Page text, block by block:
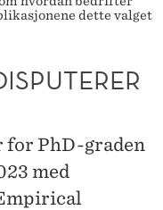
dette valget
PhD-graden
med